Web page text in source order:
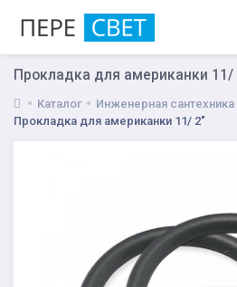
Прокладка для американки 11/
Каталог Инженерная сантехника
Прокладка для американки 11/ 2"